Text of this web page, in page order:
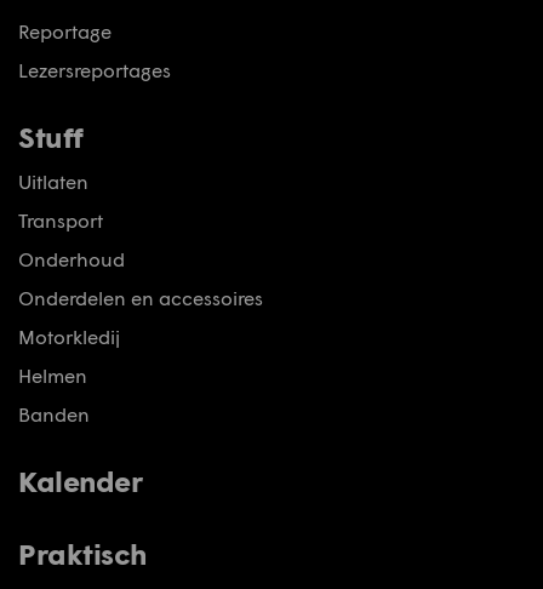
Reportage
Lezersreportages
Stuff
Uitlaten
Transport
Onderhoud
Onderdelen en accessoires
Motorkledij
Helmen
Banden
Kalender
Praktisch